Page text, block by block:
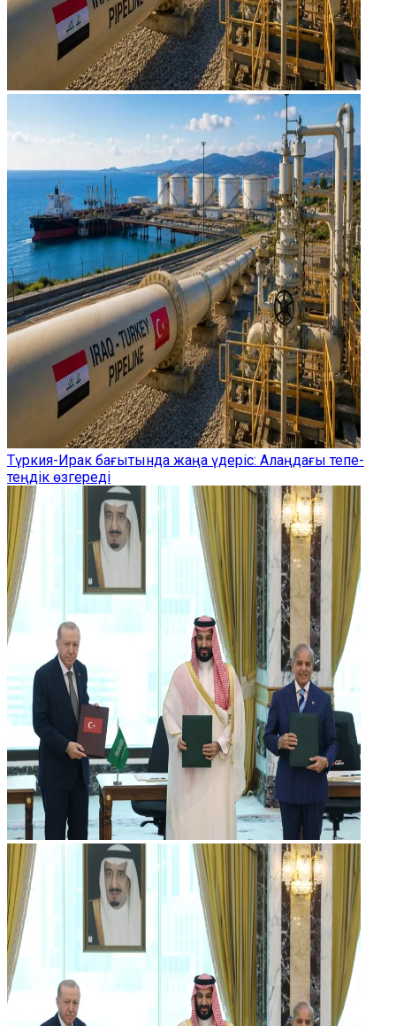
Түркия-Ирак бағытында жаңа үдеріс: Алаңдағы тепе-
теңдік өзгереді